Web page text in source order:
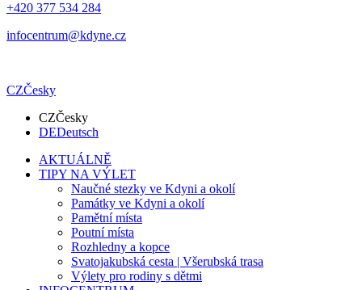
+420 377 534 284
infocentrum@kdyne.cz
CZČesky
CZČesky
DEDeutsch
AKTUÁLNĚ
TIPY NA VÝLET
Naučné stezky ve Kdyni a okolí
Památky ve Kdyni a okolí
Pamětní místa
Poutní místa
Rozhledny a kopce
Svatojakubská cesta | Všerubská trasa
Výlety pro rodiny s dětmi